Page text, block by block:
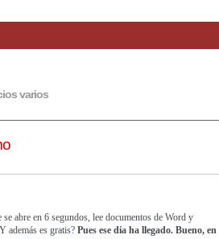
varios
abre en 6 segundos, lee documentos de Word y
además es gratis? Pues ese día ha llegado. Bueno, en